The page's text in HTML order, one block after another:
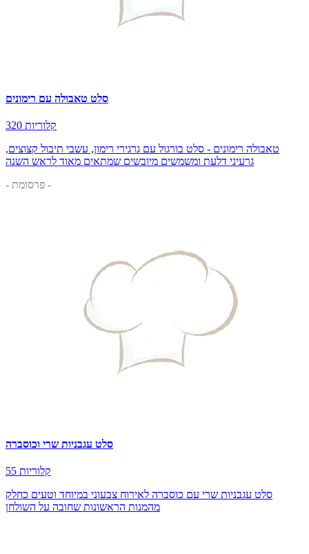
סלט טאבולה עם רימונים
320 קלוריות
טאבולה רימונים - סלט בורגול עם גרגירי רימון, עשבי תיבול קצוצים,
גרעיני דלעת ומשמשים מיובשים שמתאים מאוד לראש השנה
- פרסומת -
סלט עגבניות שרי וכוסברה
55 קלוריות
סלט עגבניות שרי עם כוסברה לאירוח צבעוני במיוחד וטעים כחלק
מהמנות הראשונות שחובה על השולחן